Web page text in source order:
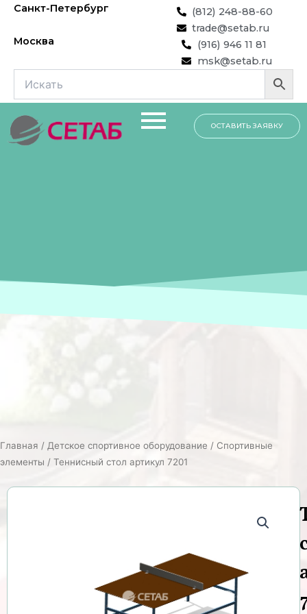
Перейти
содержимому
Санкт-Петербург
(812) 248-88-60
trade@setab.ru
Москва
(916) 946 11 81
msk@setab.ru
ОСТАВИТЬ ЗАЯВКУ
Главная / Детское спортивное оборудование / Спортивные
элементы / Теннисный стол артикул 7201